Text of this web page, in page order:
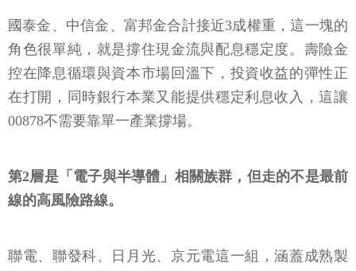
國泰金、中信金、富邦金合計接近3成權重，這一塊的
角色很單純，就是撐住現金流與配息穩定度。壽險金
控在降息循環與資本市場回溫下，投資收益的彈性正
在打開，同時銀行本業又能提供穩定利息收入，這讓
00878不需要靠單一產業撐場。
第2層是「電子與半導體」相關族群，但走的不是最前
線的高風險路線。
聯電、聯發科、日月光、京元電這一組，涵蓋成熟製